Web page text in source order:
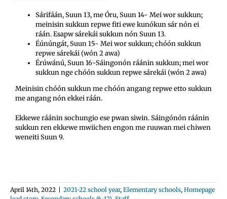
Sárifáán, Suun 13, me Óru, Suun 14- Mei wor sukkun;
meinisin sukkun repwe fiti ewe kunókun sár nón ei
ráán. Esapw sárekái sukkun nón Suun 13.
Éúnúngát, Suun 15- Mei wor sukkun; chóón sukkun
repwe sárekái (wón 2 awa)
Érúwánú, Suun 16-Sáingonón ráánin sukkun; mei wor
sukkun nge chóón sukkun repwe sárekái (wón 2 awa)
Meinisin chóón sukkun me chóón angang repwe etto sukkun
me angang nón ekkei ráán.
Ekkewe ráánin sochungio ese pwan siwin. Sáingónón ráánin
sukkun ren ekkewe mwiichen engon me ruuwan mei chiwen
weneiti Suun 9.
April 14th, 2022 2021-22 school year, Elementary schools, Homepage